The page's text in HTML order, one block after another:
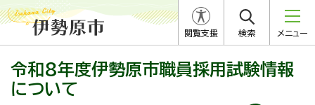
閲覧支援 検索 メニュー
令和8年度伊勢原市職員採用試験情報
について